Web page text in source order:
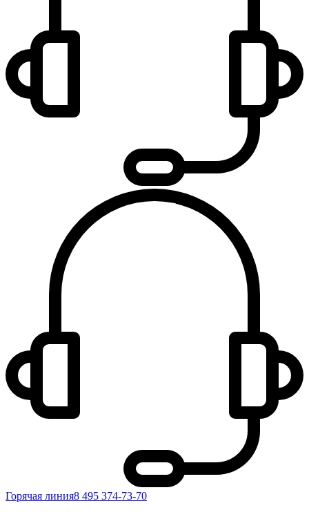
Горячая линия8 495 374-73-70